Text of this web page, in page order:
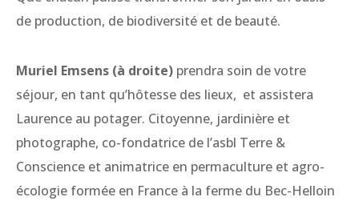
de production, de biodiversité et de beauté.
Muriel Emsens (à droite) prendra soin de votre
séjour, en tant qu’hôtesse des lieux, et assistera
Laurence au potager. Citoyenne, jardinière et
photographe, co-fondatrice de l’asbl Terre &
Conscience et animatrice en permaculture et agro-
écologie formée en France à la ferme du Bec-Helloin